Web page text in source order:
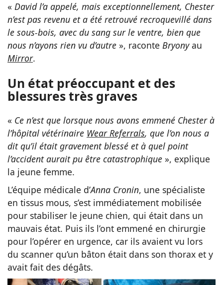
« David l’a appelé, mais exceptionnellement, Chester
n’est pas revenu et a été retrouvé recroquevillé dans
le sous-bois, avec du sang sur le ventre, bien que
nous n’ayons rien vu d’autre », raconte Bryonyau
Mirror.
Un état préoccupant et des
blessures très graves
« Ce n’est que lorsque nous avons emmené Chester à
l’hôpital vétérinaire Wear Referrals, que l’on nous a
dit qu’il était gravement blessé et à quel point
l’accident aurait pu être catastrophique », explique
la jeune femme.
L’équipe médicale d’Anna Cronin, une spécialiste
en tissus mous, s’est immédiatement mobilisée
pour stabiliser le jeune chien, qui était dans un
mauvais état. Puis ils l’ont emmené en chirurgie
pour l’opérer en urgence, car ils avaient vu lors
du scanner qu’un bâton était dans son thorax et y
avait fait des dégâts.